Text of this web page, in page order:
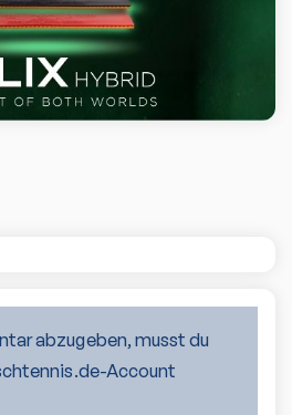
abzugeben, musst du
Account